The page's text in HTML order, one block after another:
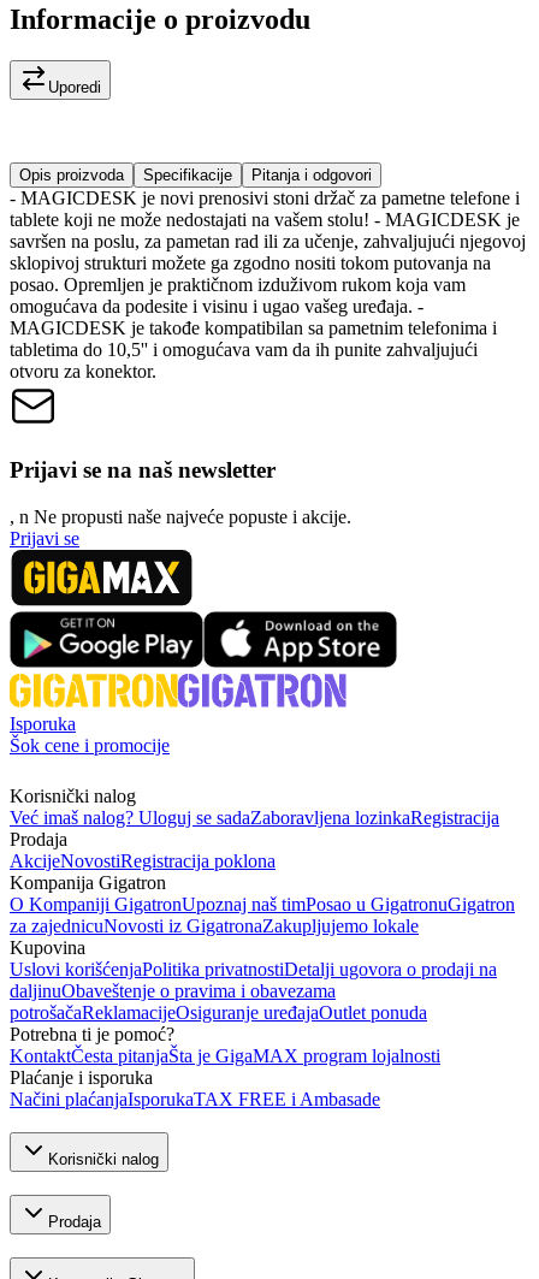
Informacije o proizvodu
Uporedi
Opis proizvoda Specifikacije Pitanja i odgovori
- MAGICDESK je novi prenosivi stoni držač za pametne telefone i
tablete koji ne može nedostajati na vašem stolu! - MAGICDESK je
savršen na poslu, za pametan rad ili za učenje, zahvaljujući njegovoj
sklopivoj strukturi možete ga zgodno nositi tokom putovanja na
posao. Opremljen je praktičnom izduživom rukom koja vam
omogućava da podesite i visinu i ugao vašeg uređaja. -
MAGICDESK je takođe kompatibilan sa pametnim telefonima i
tabletima do 10,5'' i omogućava vam da ih punite zahvaljujući
otvoru za konektor.
Prijavi se na naš newsletter
, n Ne propusti naše najveće popuste i akcije.
Prijavi se
Isporuka
Šok cene i promocije
Korisnički nalog
Već imaš nalog? Uloguj se sadaZaboravljena lozinkaRegistracija
Prodaja
AkcijeNovostiRegistracija poklona
Kompanija Gigatron
O Kompaniji GigatronUpoznaj naš timPosao u GigatronuGigatron
za zajednicuNovosti iz GigatronaZakupljujemo lokale
Kupovina
Uslovi korišćenjaPolitika privatnostiDetalji ugovora o prodaji na
daljinuObaveštenje o pravima i obavezama
potrošačaReklamacijeOsiguranje uređajaOutlet ponuda
Potrebna ti je pomoć?
KontaktČesta pitanjaŠta je GigaMAX program lojalnosti
Plaćanje i isporuka
Načini plaćanjaIsporukaTAX FREE i Ambasade
Korisnički nalog
Prodaja